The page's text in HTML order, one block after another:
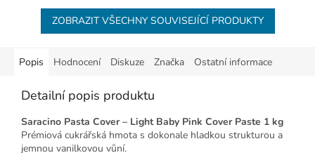
ZOBRAZIT VŠECHNY SOUVISEJÍCÍ PRODUKTY
Popis Hodnocení Diskuze Značka Ostatní informace
Detailní popis produktu
Saracino Pasta Cover – Light Baby Pink Cover Paste 1 kg
Prémiová cukrářská hmota s dokonale hladkou strukturou a
jemnou vanilkovou vůní.